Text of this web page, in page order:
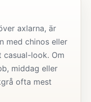
axlarna, är
med chinos eller
look. Om
middag eller
ofta mest